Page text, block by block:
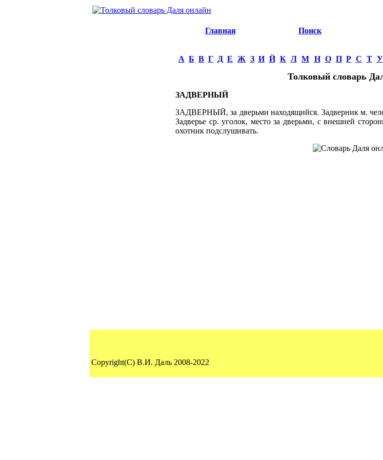
Главная Поиск
А Б В Г Д Е Ж З И Й К Л М Н О П Р С Т У
Толковый словарь
ЗАДВЕРНЫЙ
ЗАДВЕРНЫЙ, за дверьми находящийся. Задверник м.
Задверье ср. уголок, место за дверьми, с внешней
охотник подслушивать.
Copyright(C) В.И. Даль 2008-2022